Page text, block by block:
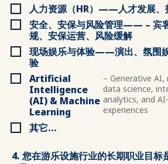
人力资源（HR）——人才发展、
安全、安保与风险管理—— – 宾
规、安保运营、风险缓解
现场娱乐与体验——演出、氛围
验
Artificial
Intelligence
(AI) & Machine
Learning
– Generative AI,
data science,
analytics, and
experiences
其它...
4. 您在游乐设施行业的长期职业目标